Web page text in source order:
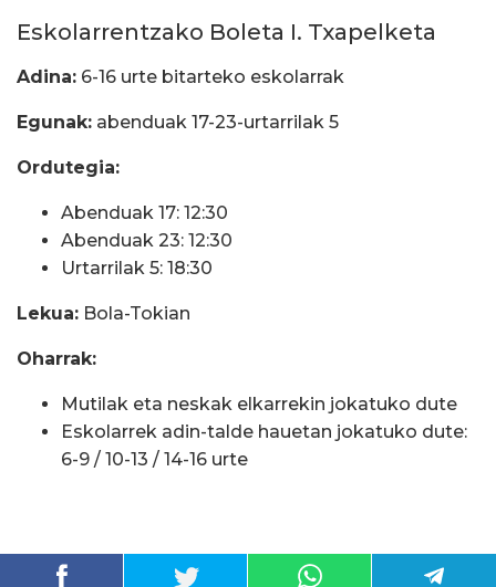
Eskolarrentzako Boleta I. Txapelketa
Adina: 6-16 urte bitarteko eskolarrak
Egunak: abenduak 17-23-urtarrilak 5
Ordutegia:
Abenduak 17: 12:30
Abenduak 23: 12:30
Urtarrilak 5: 18:30
Lekua: Bola-Tokian
Oharrak:
Mutilak eta neskak elkarrekin jokatuko dute
Eskolarrek adin-talde hauetan jokatuko dute:
6-9 / 10-13 / 14-16 urte